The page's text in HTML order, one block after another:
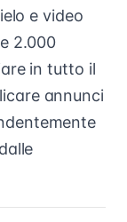
e video
2.000
in tutto il
annunci